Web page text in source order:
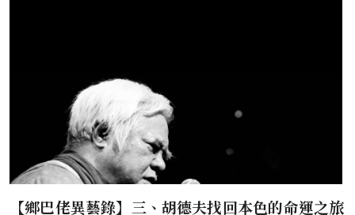
【鄉巴佬異藝錄】三、胡德夫找回本色的命運之旅